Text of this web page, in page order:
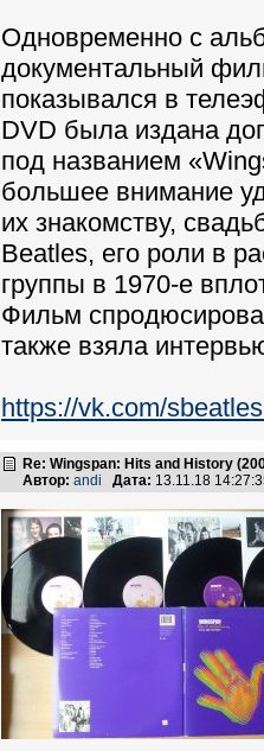
Одновременно с
документальный
показывался в
DVD была издана
под названием
большее внимание
их знакомству,
Beatles, его роли в
группы в 1970-е
Фильм
также взяла
https://vk.com/
Re: Wingspan: Hits and History
Автор: andi Дата: 13.11.18